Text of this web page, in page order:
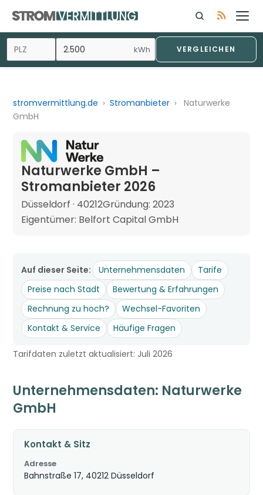
kWh VERGLEICHEN
stromvermittlung.de › Stromanbieter ›
Naturwerke
GmbH
Naturwerke GmbH –
Stromanbieter 2026
Düsseldorf · 40212Gründung: 2023
Eigentümer: Belfort Capital GmbH
Auf dieser Seite: Unternehmensdaten
Tarife
Preise nach Stadt
Bewertung & Erfahrungen
Rechnung zu hoch?
Wechsel-Favoriten
Kontakt & Service
Häufige Fragen
Tarifdaten zuletzt aktualisiert: Juli 2026
Unternehmensdaten: Naturwerke
GmbH
Kontakt & Sitz
Adresse
Bahnstraße 17, 40212 Düsseldorf